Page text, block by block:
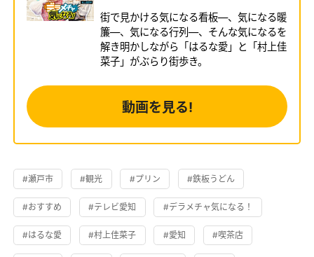
街で見かける気になる看板―、気になる暖
簾―、気になる行列―、そんな気になるを
解き明かしながら「はるな愛」と「村上佳
菜子」がぶらり街歩き。
動画を見る!
#瀬戸市 #観光 #プリン #鉄板うどん
#おすすめ #テレビ愛知 #デラメチャ気になる！
#はるな愛 #村上佳菜子 #愛知 #喫茶店